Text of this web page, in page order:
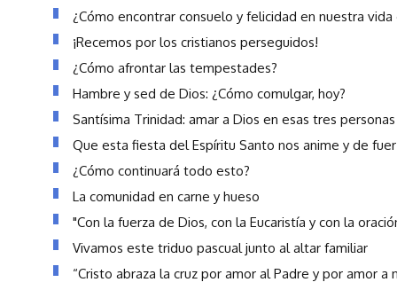
¿Cómo encontrar consuelo y felicidad en nuestra vida
¡Recemos por los cristianos perseguidos!
¿Cómo afrontar las tempestades?
Hambre y sed de Dios: ¿Cómo comulgar, hoy?
Santísima Trinidad: amar a Dios en esas tres personas
Que esta fiesta del Espíritu Santo nos anime y de
¿Cómo continuará todo esto?
La comunidad en carne y hueso
"Con la fuerza de Dios, con la Eucaristía y con la
Vivamos este triduo pascual junto al altar familiar
“Cristo abraza la cruz por amor al Padre y por amor a